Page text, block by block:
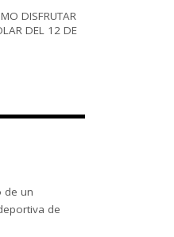
DISFRUTAR
DEL 12 DE
de un
de